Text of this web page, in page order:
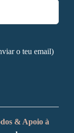
o teu email)
& Apoio à